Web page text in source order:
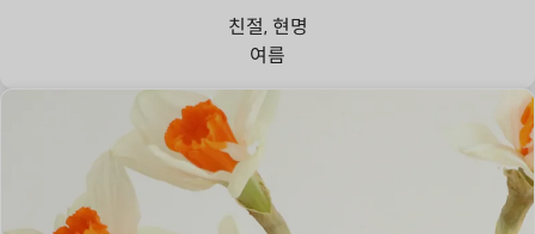
친절, 현명
여름